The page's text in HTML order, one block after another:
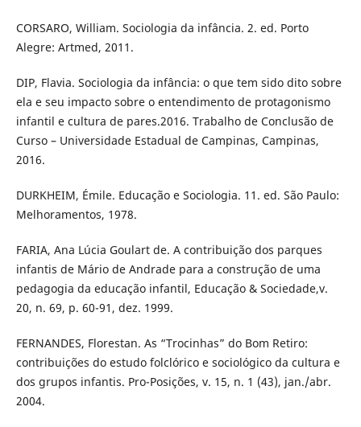
CORSARO, William. Sociologia da infância. 2. ed. Porto
Alegre: Artmed, 2011.
DIP, Flavia. Sociologia da infância: o que tem sido dito sobre
ela e seu impacto sobre o entendimento de protagonismo
infantil e cultura de pares.2016. Trabalho de Conclusão de
Curso – Universidade Estadual de Campinas, Campinas,
2016.
DURKHEIM, Émile. Educação e Sociologia. 11. ed. São Paulo:
Melhoramentos, 1978.
FARIA, Ana Lúcia Goulart de. A contribuição dos parques
infantis de Mário de Andrade para a construção de uma
pedagogia da educação infantil, Educação & Sociedade,v.
20, n. 69, p. 60-91, dez. 1999.
FERNANDES, Florestan. As “Trocinhas” do Bom Retiro:
contribuições do estudo folclórico e sociológico da cultura e
dos grupos infantis. Pro-Posições, v. 15, n. 1 (43), jan./abr.
2004.